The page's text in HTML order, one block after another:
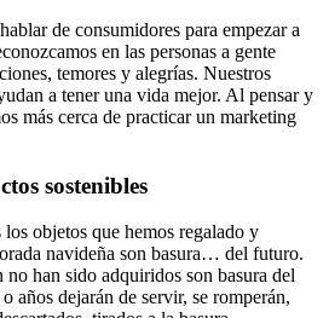
de consumidores para empezar a
en las personas a gente
temores y alegrías. Nuestros
a tener una vida mejor. Al pensar y
más cerca de practicar un marketing
sostenibles
objetos que hemos regalado y
navideña son basura… del futuro.
han sido adquiridos son basura del
años dejarán de servir, se romperán,